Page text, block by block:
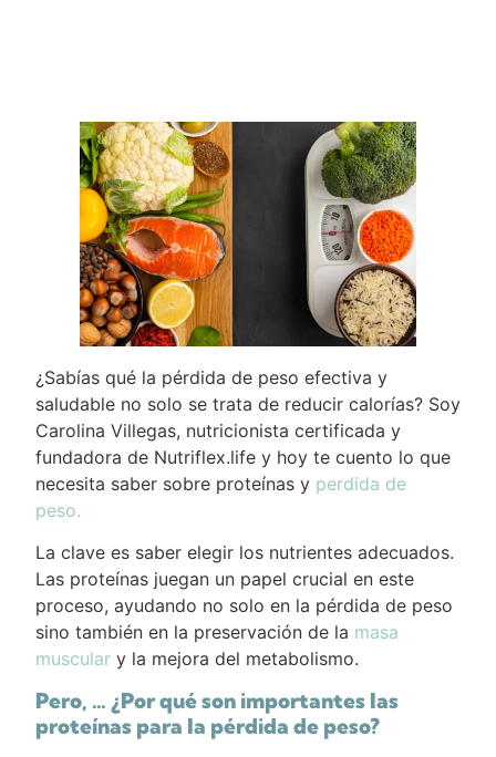
¿Sabías qué la pérdida de peso efectiva y
saludable no solo se trata de reducir calorías? Soy
Carolina Villegas, nutricionista certificada y
fundadora de Nutriflex.life y hoy te cuento lo que
necesita saber sobre proteínas y perdida de
peso.
La clave es saber elegir los nutrientes adecuados.
Las proteínas juegan un papel crucial en este
proceso, ayudando no solo en la pérdida de peso
sino también en la preservación de la masa
muscular y la mejora del metabolismo.
Pero, … ¿Por qué son importantes las
proteínas para la pérdida de peso?